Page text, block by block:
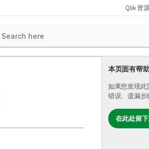
Qlik 资
本页面有帮
如果您发现此
错误、遗漏步
在此处留